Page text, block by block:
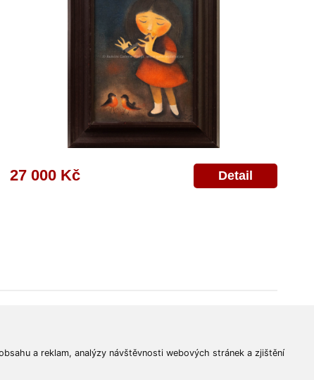
a reklam, analýzy návštěvnosti webových stránek a zjištění
27 000 Kč Detail